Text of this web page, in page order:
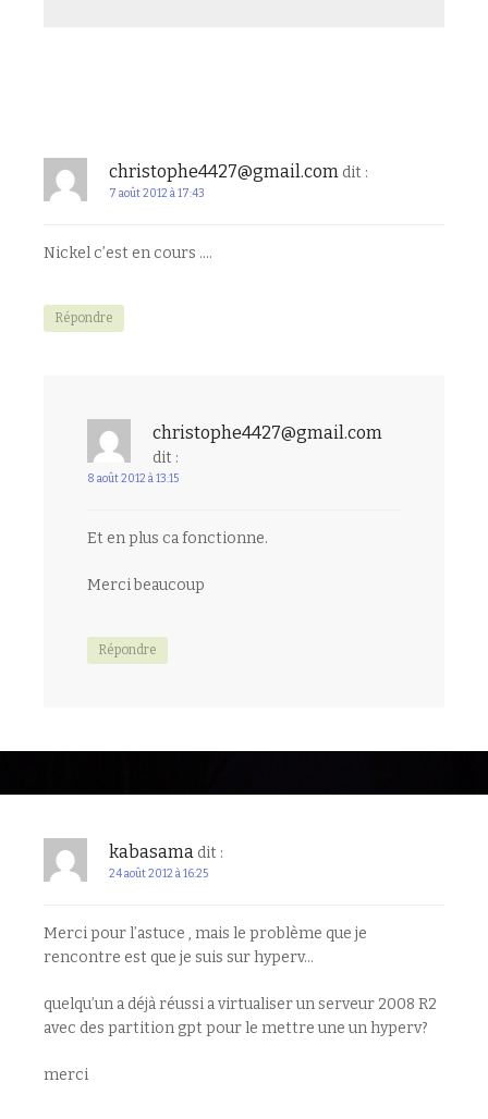
christophe4427@gmail.com dit :
7 août 2012 à 17:43
Nickel c’est en cours ….
Répondre
christophe4427@gmail.com
dit :
8 août 2012 à 13:15
Et en plus ca fonctionne.
Merci beaucoup
Répondre
kabasama dit :
24 août 2012 à 16:25
Merci pour l’astuce , mais le problème que je
rencontre est que je suis sur hyperv…
quelqu’un a déjà réussi a virtualiser un serveur 2008 R2
avec des partition gpt pour le mettre une un hyperv?
merci